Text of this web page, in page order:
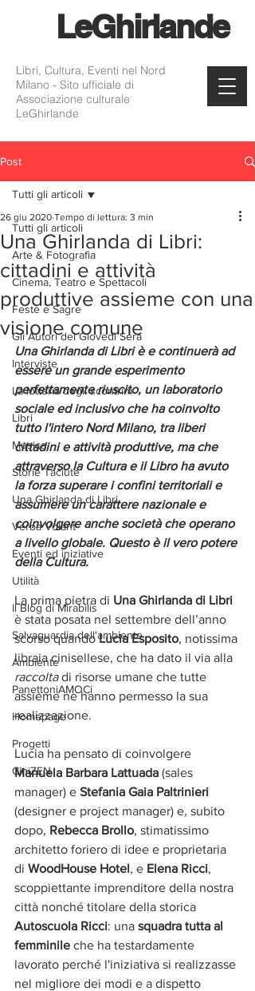
LeGhirlande
Libri, Cultura, Eventi nel Nord
Milano - Sito ufficiale di
Associazione culturale
LeGhirlande
Post
Tutti gli articoli
Arte & Fotografia
Cinema, Teatro e Spettacoli
Feste e Sagre
Gli Autori del Giovedì Sera
Interviste
La lotteria degli scontrini
Libri
Musica
Storie Taciute
Una Ghirlanda di Libri
Verba Volant
Eventi ed iniziative
Utilità
Il Blog di Mirabilis
Salvaguardia dell'ambiente
Ambiente
PanettoniAMOCi
Homepage
Progetti
CiniZEN
Tutti gli articoli
Una Ghirlanda di Libri:
cittadini e attività
produttive assieme con una
visione comune
26 giu 2020 Tempo di lettura: 3 min
Una Ghirlanda di Libri è e continuerà ad
essere un grande esperimento
perfettamente riuscito, un laboratorio
sociale ed inclusivo che ha coinvolto
tutto l'intero Nord Milano, tra liberi
cittadini e attività produttive, ma che
attraverso la Cultura e il Libro ha avuto
la forza superare i confini territoriali e
assumere un carattere nazionale e
coinvolgere anche società che operano
a livello globale. Questo è il vero potere
della Cultura.
La prima pietra di Una Ghirlanda di Libri
è stata posata nel settembre dell’anno
scorso quando Lucia Esposito, notissima
libraia cinisellese, che ha dato il via alla
raccolta di risorse umane che tutte
assieme ne hanno permesso la sua
realizzazione.
Lucia ha pensato di coinvolgere
Manuela Barbara Lattuada (sales
manager) e Stefania Gaia Paltrinieri
(designer e project manager) e, subito
dopo, Rebecca Brollo, stimatissimo
architetto foriero di idee e proprietaria
di WoodHouse Hotel, e Elena Ricci,
scoppiettante imprenditore della nostra
città nonché titolare della storica
Autoscuola Ricci: una squadra tutta al
femminile che ha testardamente
lavorato perché l'iniziativa si realizzasse
nel migliore dei modi e a dispetto